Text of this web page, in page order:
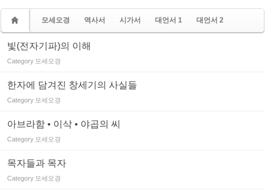
모세오경 역사서 시가서 대언서 1 대언서 2
빛(전자기파)의 이해
Category 모세오경
한자에 담겨진 창세기의 사실들
Category 모세오경
아브라함 • 이삭 • 야곱의 씨
Category 모세오경
목자들과 목자
Category 모세오경